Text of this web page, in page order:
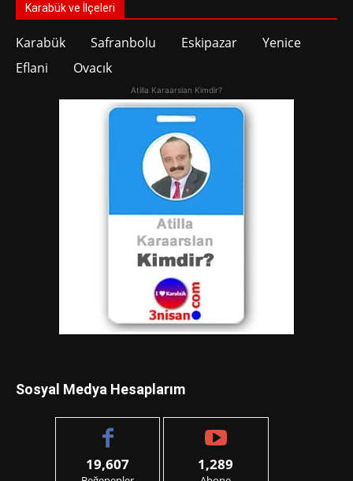
Karabük ve İlçeleri
Karabük Safranbolu Eskipazar
Yenice
Eflani
Ovacık
Atilla Karaarslan Kimdir?
Sosyal Medya Hesaplarım
19,607 1,289